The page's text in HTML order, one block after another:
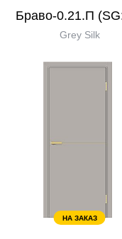
Браво-0.21.П
Grey Silk
НА ЗАКАЗ